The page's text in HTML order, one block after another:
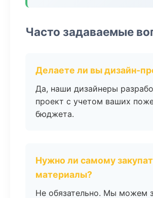
Часто задаваемые
Делаете ли вы дизайн-
Да, наши дизайнеры
проект с учетом ваших
бюджета.
Нужно ли самому
материалы?
Не обязательно. Мы можем